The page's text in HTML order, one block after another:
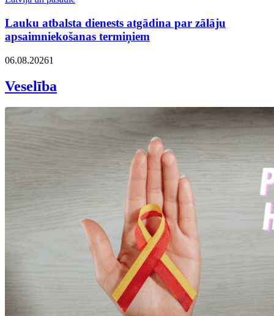
Lauku atbalsta dienests atgādina par zālāju
apsaimniekošanas termiņiem
06.08.20261
Veselība